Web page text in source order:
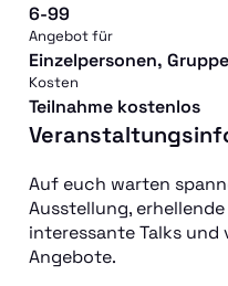
6-99
Angebot für
Einzelpersonen,
Kosten
Teilnahme kostenlos
Auf euch warten
Ausstellung,
interessante Talks
Angebote.